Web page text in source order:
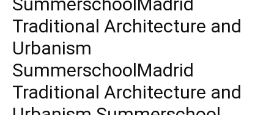
Traditional Architecture and
Urbanism
SummerschoolMadrid
Traditional Architecture and